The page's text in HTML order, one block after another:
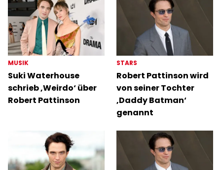
MUSIK
Suki Waterhouse
schrieb ‚Weirdo‘ über
Robert Pattinson
STARS
Robert Pattinson wird
von seiner Tochter
‚Daddy Batman‘
genannt